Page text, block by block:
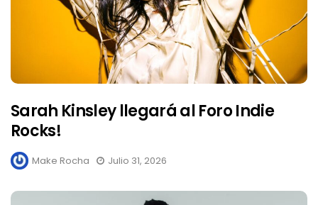
Sarah Kinsley llegará al Foro Indie
Rocks!
Make Rocha Julio 31, 2026